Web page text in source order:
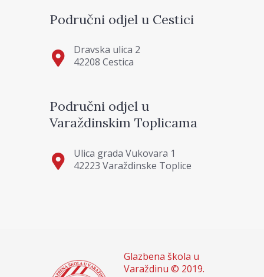
Područni odjel u Cestici
Dravska ulica 2
42208 Cestica
Područni odjel u
Varaždinskim Toplicama
Ulica grada Vukovara 1
42223 Varaždinske Toplice
Glazbena škola u
Varaždinu © 2019.